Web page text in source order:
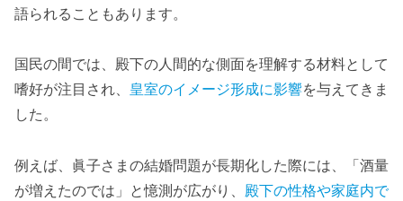
語られることもあります。
国民の間では、殿下の人間的な側面を理解する材料として
嗜好が注目され、 皇室のイメージ形成に影響を与えてきま
した。
例えば、眞子さまの結婚問題が長期化した際には、「酒量
が増えたのでは」と憶測が広がり、 殿下の性格や家庭内で